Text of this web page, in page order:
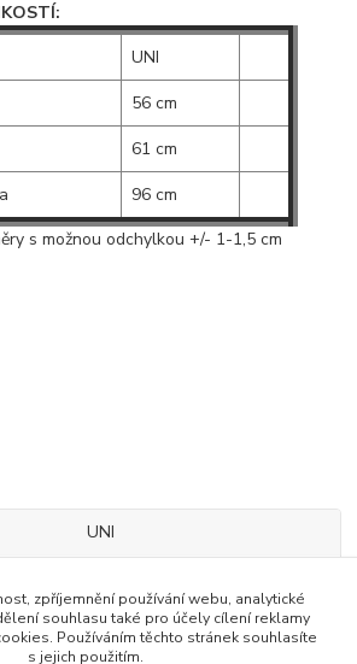
UNI
56 cm
61 cm
96 cm
s možnou odchylkou +/- 1-1,5 cm
UNI
95% poliéster,5%elastan
zpříjemnění používání webu, analytické
souhlasu také pro účely cílení reklamy
Používáním těchto stránek souhlasíte
s jejich použitím.